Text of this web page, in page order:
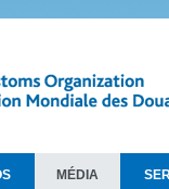
MÉDIA